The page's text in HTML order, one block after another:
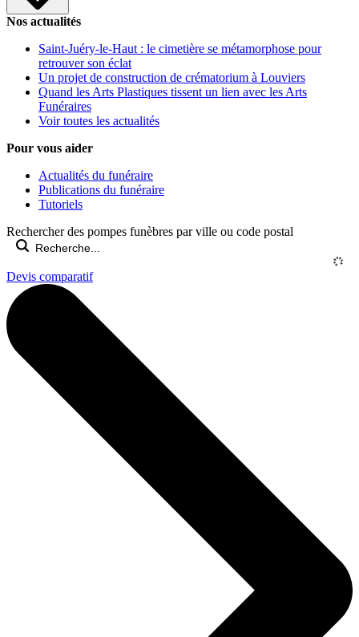
Nos actualités
Saint-Juéry-le-Haut : le cimetière se métamorphose pour
retrouver son éclat
Un projet de construction de crématorium à Louviers
Quand les Arts Plastiques tissent un lien avec les Arts
Funéraires
Voir toutes les actualités
Pour vous aider
Actualités du funéraire
Publications du funéraire
Tutoriels
Rechercher des pompes funèbres par ville ou code postal
Devis comparatif